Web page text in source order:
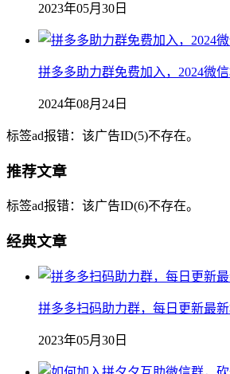
2023年05月30日
拼多多助力群免费加入，2024微
2024年08月24日
标签ad报错：该广告ID(5)不存在。
推荐文章
标签ad报错：该广告ID(6)不存在。
经典文章
拼多多扫码助力群，每日更新最
2023年05月30日